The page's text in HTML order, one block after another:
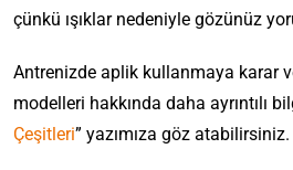
çünkü ışıklar nedeniyle gözünüz
Antrenizde aplik kullanmaya karar
modelleri hakkında daha ayrıntılı
Çeşitleri” yazımıza göz atabilirsiniz.